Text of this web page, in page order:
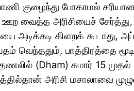
குழைந்து போகாமல்
ஊற வைத்த அரிசியைச்
அடிக்கடி கிளறக் கூடாது,
வெந்ததும், பாத்திரத்தை
(Dham) சுமார் 15
அரிசி மசாலாவை